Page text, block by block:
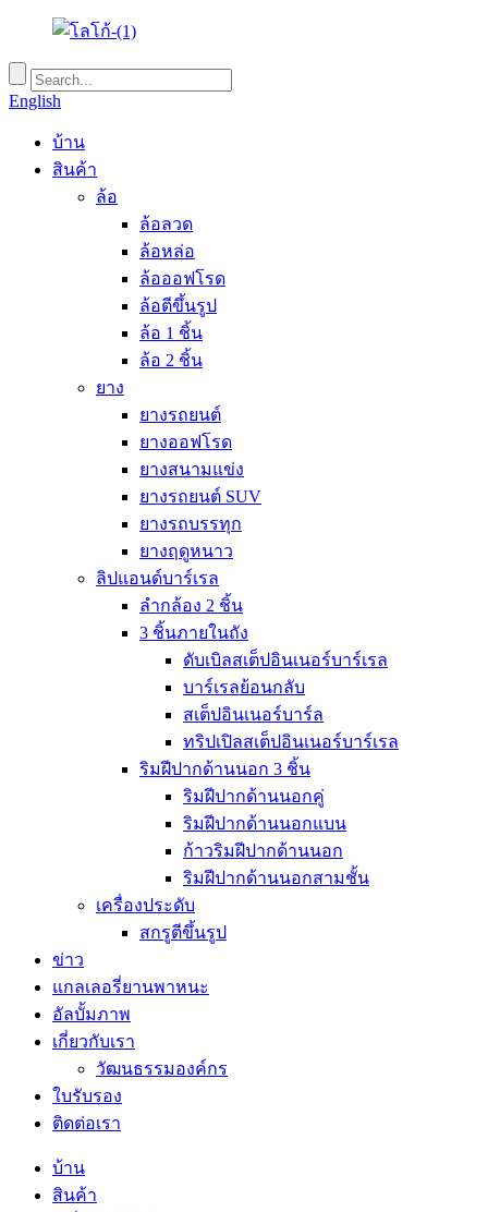
English
บ้าน
สินค้า
ล้อ
ล้อลวด
ล้อหล่อ
ล้อออฟโรด
ล้อตีขึ้นรูป
ล้อ 1 ชิ้น
ล้อ 2 ชิ้น
ยาง
ยางรถยนต์
ยางออฟโรด
ยางสนามแข่ง
ยางรถยนต์ SUV
ยางรถบรรทุก
ยางฤดูหนาว
ลิปแอนด์บาร์เรล
ลำกล้อง 2 ชิ้น
3 ชิ้นภายในถัง
ดับเบิลสเต็ปอินเนอร์บาร์เรล
บาร์เรลย้อนกลับ
สเต็ปอินเนอร์บาร์ล
ทริปเปิลสเต็ปอินเนอร์บาร์เรล
ริมฝีปากด้านนอก 3 ชิ้น
ริมฝีปากด้านนอกคู่
ริมฝีปากด้านนอกแบน
ก้าวริมฝีปากด้านนอก
ริมฝีปากด้านนอกสามชั้น
เครื่องประดับ
สกรูตีขึ้นรูป
ข่าว
แกลเลอรี่ยานพาหนะ
อัลบั้มภาพ
เกี่ยวกับเรา
วัฒนธรรมองค์กร
ใบรับรอง
ติดต่อเรา
บ้าน
สินค้า